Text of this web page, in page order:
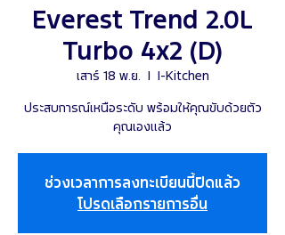
Everest Trend 2.0L
Turbo 4x2 (D)
เสาร์ 18 พ.ย.
  |
I-Kitchen
ประสบการณ์เหนือระดับ พร้อมให้คุณขับด้วยตัว
คุณเองแล้ว
ช่วงเวลาการลงทะเบียนนี้ปิดแล้ว
โปรดเลือกรายการอื่น